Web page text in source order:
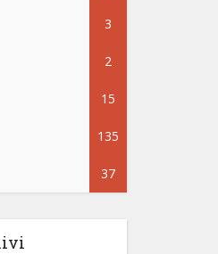
3
2
15
135
37